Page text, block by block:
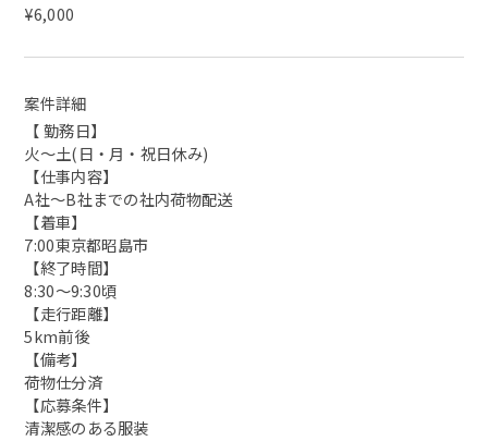
¥6,000
案件詳細
【 勤務日】
火〜土(日・月・祝日休み)
【仕事内容】
A社〜B社までの社内荷物配送
【着車】
7:00東京都昭島市
【終了時間】
8:30〜9:30頃
【走行距離】
5km前後
【備考】
荷物仕分済
【応募条件】
清潔感のある服装